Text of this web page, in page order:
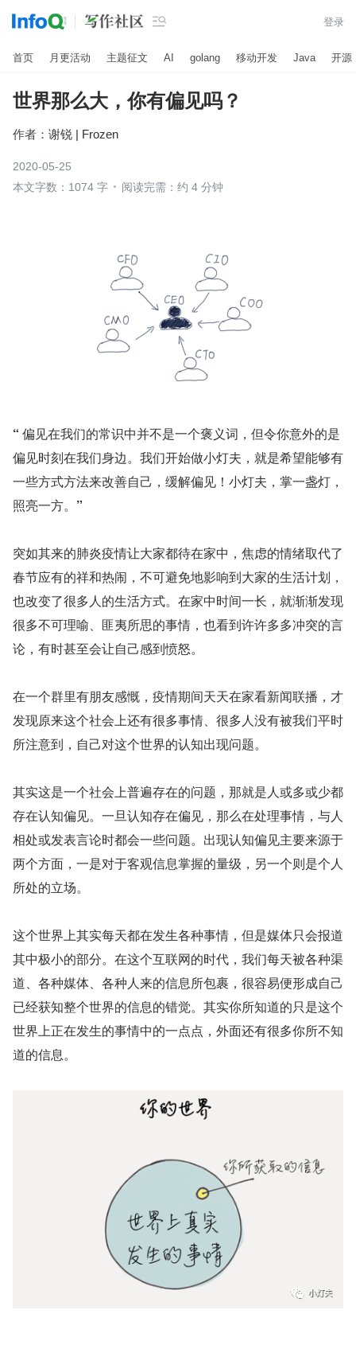
 登录
首页 月更活动 主题征文 AI golang 移动开发 Java 开源
世界那么大，你有偏见吗？
作者： 谢锐 | Frozen
2020-05-25
本文字数：1074 字
阅读完需：约 4 分钟
“ 偏见在我们的常识中并不是一个褒义词，但令你意外的是
偏见时刻在我们身边。我们开始做小灯夫，就是希望能够有
一些方式方法来改善自己，缓解偏见！小灯夫，掌一盏灯，
照亮一方。 ”
突如其来的肺炎疫情让大家都待在家中，焦虑的情绪取代了
春节应有的祥和热闹，不可避免地影响到大家的生活计划，
也改变了很多人的生活方式。在家中时间一长，就渐渐发现
很多不可理喻、匪夷所思的事情，也看到许许多多冲突的言
论，有时甚至会让自己感到愤怒。
在一个群里有朋友感慨，疫情期间天天在家看新闻联播，才
发现原来这个社会上还有很多事情、很多人没有被我们平时
所注意到，自己对这个世界的认知出现问题。
其实这是一个社会上普遍存在的问题，那就是人或多或少都
存在认知偏见。一旦认知存在偏见，那么在处理事情，与人
相处或发表言论时都会一些问题。出现认知偏见主要来源于
两个方面，一是对于客观信息掌握的量级，另一个则是个人
所处的立场。
这个世界上其实每天都在发生各种事情，但是媒体只会报道
其中极小的部分。在这个互联网的时代，我们每天被各种渠
道、各种媒体、各种人来的信息所包裹，很容易便形成自己
已经获知整个世界的信息的错觉。其实你所知道的只是这个
世界上正在发生的事情中的一点点，外面还有很多你所不知
道的信息。